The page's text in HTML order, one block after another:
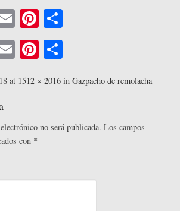
E
m
ail
Pi
nt
er
es pa
E
ail
Pi
er
t
m
rti
at 1512 × 2016 in Gazpacho de remolacha
no será publicada. Los campos
con *